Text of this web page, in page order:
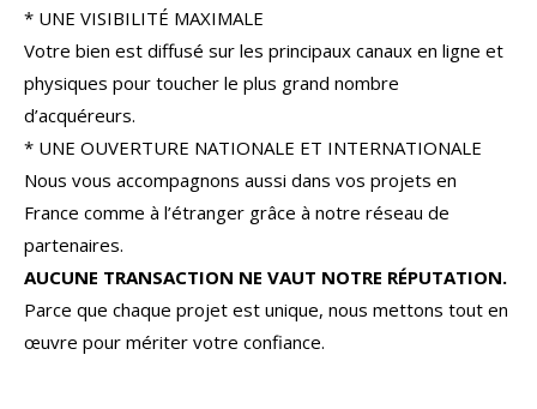
* UNE VISIBILITÉ MAXIMALE
Votre bien est diffusé sur les principaux canaux en ligne et
physiques pour toucher le plus grand nombre
d’acquéreurs.
* UNE OUVERTURE NATIONALE ET INTERNATIONALE
Nous vous accompagnons aussi dans vos projets en
France comme à l’étranger grâce à notre réseau de
partenaires.
AUCUNE TRANSACTION NE VAUT NOTRE RÉPUTATION.
Parce que chaque projet est unique, nous mettons tout en
œuvre pour mériter votre confiance.